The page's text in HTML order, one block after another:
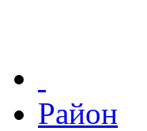
Район